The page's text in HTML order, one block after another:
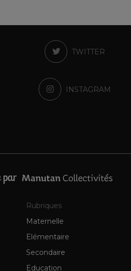
TWITTER
INSTAGRAM
par
Rubriques
Maternelle
Elémentaire
Secondaire
Education